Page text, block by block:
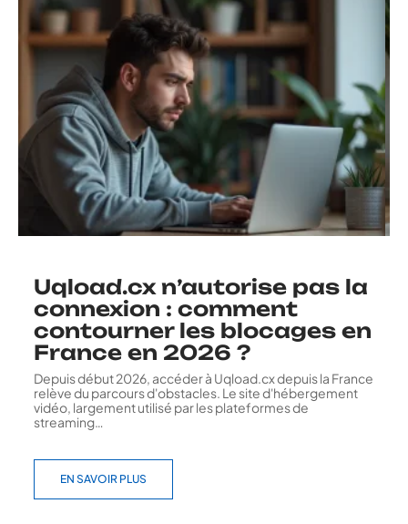
Uqload.cx n’autorise pas la
connexion : comment
contourner les blocages en
France en 2026 ?
Depuis début 2026, accéder à Uqload.cx depuis la France
relève du parcours d'obstacles. Le site d'hébergement
vidéo, largement utilisé par les plateformes de
streaming…
EN SAVOIR PLUS